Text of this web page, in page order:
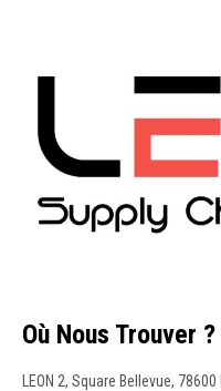
Où Nous Trouver ?
LEON 2, Square Bellevue,